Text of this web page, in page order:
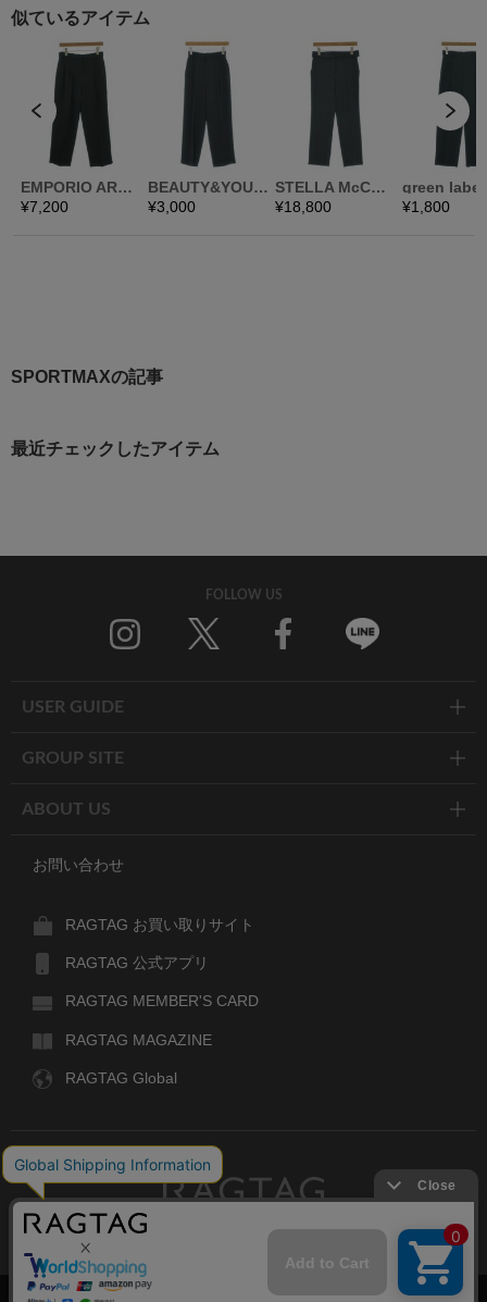
SPORTMAXの記事
最近チェックしたアイテム
FOLLOW US
USER GUIDE
GROUP SITE
ABOUT US
お問い合わせ
RAGTAG お買い取りサイト
RAGTAG 公式アプリ
RAGTAG MEMBER'S CARD
RAGTAG MAGAZINE
RAGTAG Global
デザイナーズブランドのユーズド・セレクトショップ